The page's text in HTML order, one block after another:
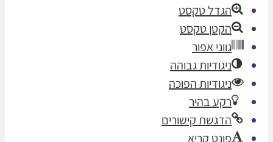
הגדל טקסט
הקטן טקסט
גווני אפור
ניגודיות גבוהה
ניגודיות הפוכה
רקע בהיר
הדגשת קישורים
פונט קריא